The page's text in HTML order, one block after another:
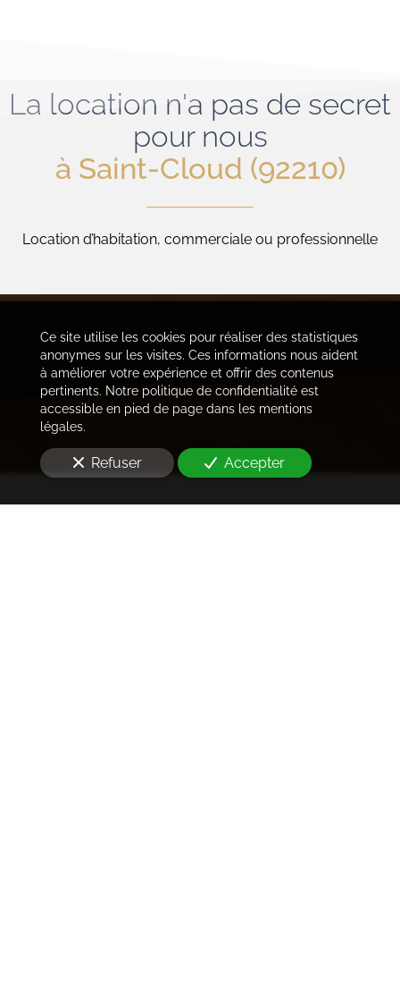
La location n'a pas de secret
pour nous
à Saint-Cloud (92210)
Location d’habitation, commerciale ou professionnelle
Ce site utilise les cookies pour réaliser des statistiques
anonymes sur les visites. Ces informations nous aident
à améliorer votre expérience et offrir des contenus
pertinents. Notre politique de confidentialité est
accessible en pied de page dans les mentions
légales.
Refuser Accepter